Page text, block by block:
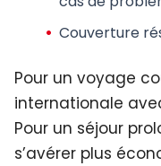
Couverture
Pour un voyage
internationale
Pour un séjour
s’avérer plus